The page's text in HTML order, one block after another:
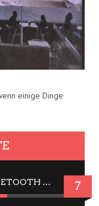
einige Dinge
JBL TUNE 720BT: OVER EAR BLUETOOTH KOPFHÖRER UM DIE 50,-€ IM DAUER-TEST 7